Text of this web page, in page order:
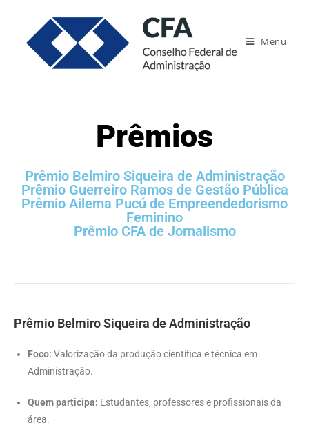
Menu
Prêmios
Prêmio Belmiro Siqueira de Administração
Prêmio Guerreiro Ramos de Gestão Pública
Prêmio Ailema Pucú de Empreendedorismo
Feminino
Prêmio CFA de Jornalismo
Prêmio Belmiro Siqueira de Administração
Foco: Valorização da produção científica e técnica em
Administração.
Quem participa: Estudantes, professores e profissionais da
área.